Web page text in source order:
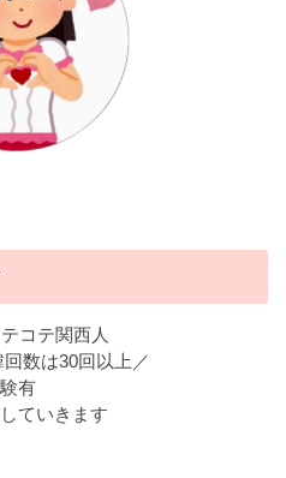
コテ関西人
数は30回以上／
有
ていきます